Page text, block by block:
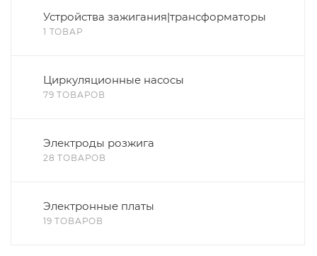
Устройства зажигания|трансформаторы
1 ТОВАР
Циркуляционные насосы
79 ТОВАРОВ
Электроды розжига
28 ТОВАРОВ
Электронные платы
19 ТОВАРОВ